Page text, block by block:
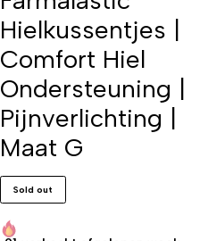
Hielkussentjes |
Comfort Hiel
Ondersteuning |
Pijnverlichting |
Maat G
Sold out